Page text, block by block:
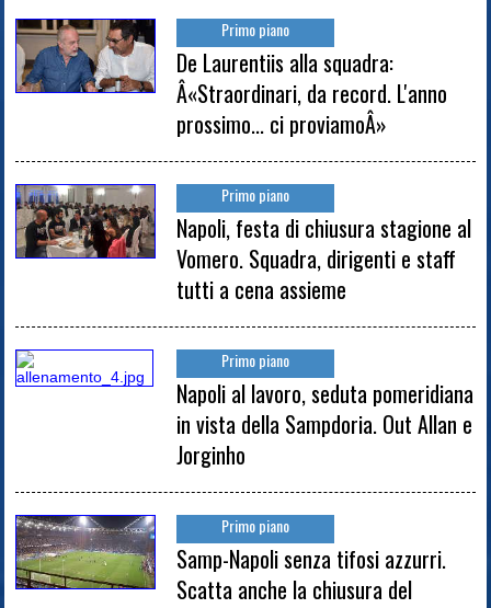
Primo piano
De Laurentiis alla squadra:
Â«Straordinari, da record. L'anno
prossimo... ci proviamoÂ»
Primo piano
Napoli, festa di chiusura stagione al
Vomero. Squadra, dirigenti e staff
tutti a cena assieme
Primo piano
Napoli al lavoro, seduta pomeridiana
in vista della Sampdoria. Out Allan e
Jorginho
Primo piano
Samp-Napoli senza tifosi azzurri.
Scatta anche la chiusura del